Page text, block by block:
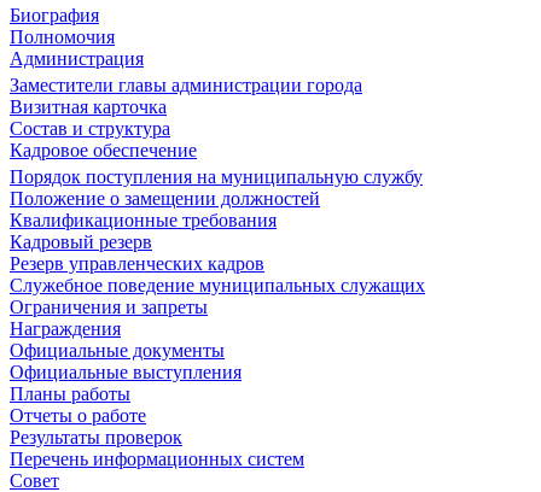
Биография
Полномочия
Администрация
Заместители главы администрации города
Визитная карточка
Состав и структура
Кадровое обеспечение
Порядок поступления на муниципальную службу
Положение о замещении должностей
Квалификационные требования
Кадровый резерв
Резерв управленческих кадров
Служебное поведение муниципальных служащих
Ограничения и запреты
Награждения
Официальные документы
Официальные выступления
Планы работы
Отчеты о работе
Результаты проверок
Перечень информационных систем
Совет